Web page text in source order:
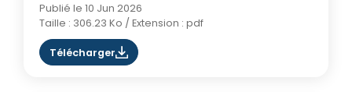
Publié le 10 Jun 2026
Taille : 306.23 Ko / Extension : pdf
Télécharger